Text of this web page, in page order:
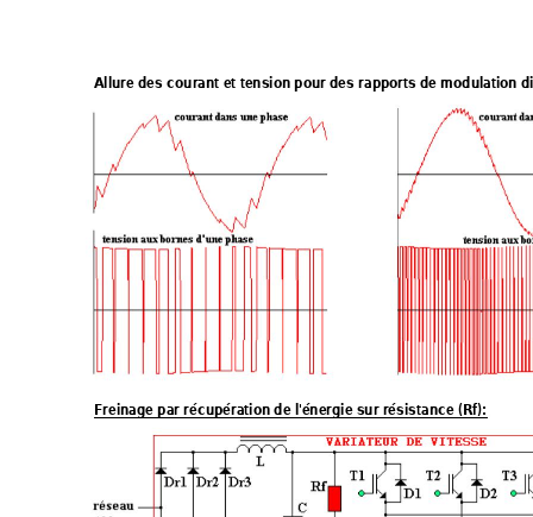
Allure des courant et tension pour des rapports de modulation
Freinage par récupération de l'énergie sur résistance (Rf):